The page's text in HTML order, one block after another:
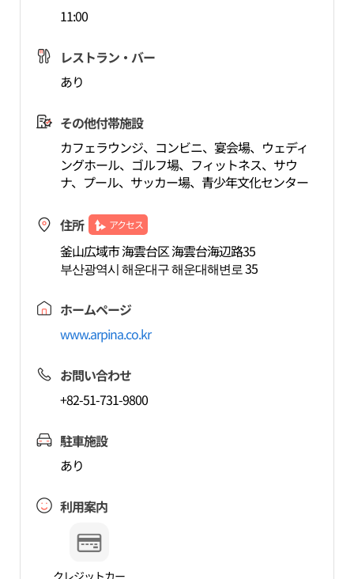
11:00
レストラン・バー
あり
その他付帯施設
カフェラウンジ、コンビニ、宴会場、ウェディ
ングホール、ゴルフ場、フィットネス、サウ
ナ、プール、サッカー場、青少年文化センター
住所 アクセス
釜山広域市 海雲台区 海雲台海辺路35
부산광역시 해운대구 해운대해변로 35
ホームページ
www.arpina.co.kr
お問い合わせ
+82-51-731-9800
駐車施設
あり
利用案内
クレジットカー